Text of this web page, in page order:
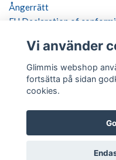
Ångerrätt
EU Declaration of
SOCIALA MEDIER
BETALSÄTT
Vi använder
Glimmis webshop
fortsätta på sidan
cookies.